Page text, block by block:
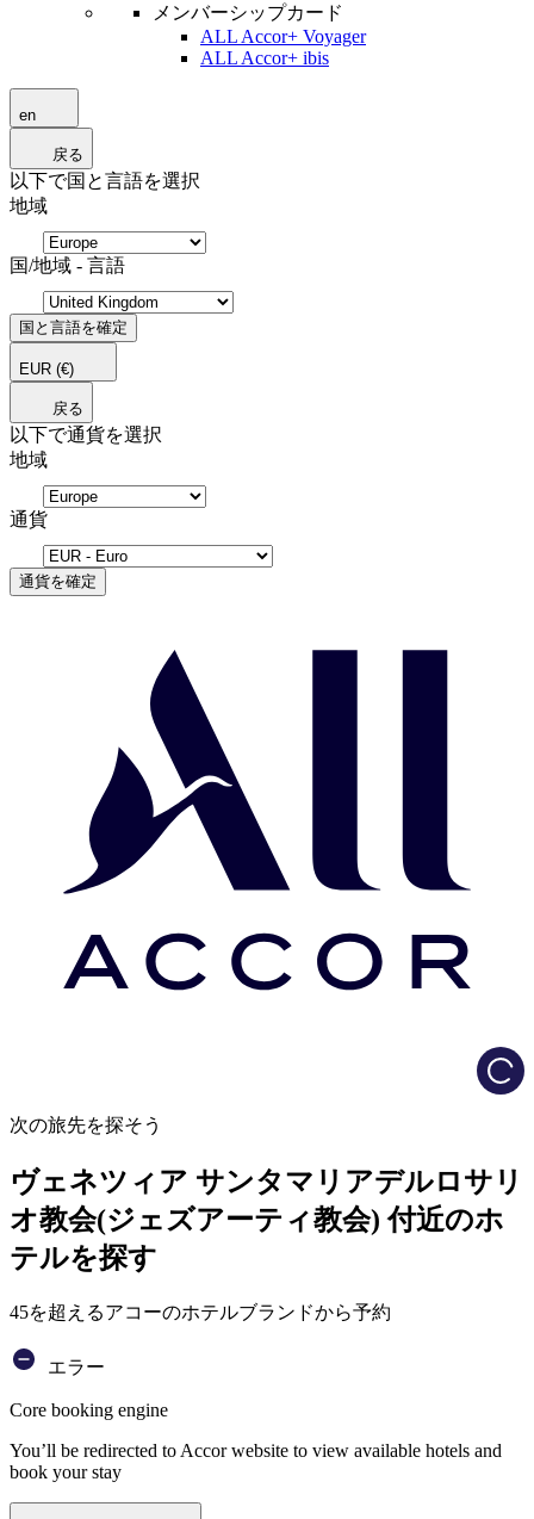
メンバーシップカード
ALL Accor+ Voyager
ALL Accor+ ibis
en
戻る
以下で国と言語を選択
地域
国/地域 - 言語
国と言語を確定
EUR (€)
戻る
以下で通貨を選択
地域
通貨
通貨を確定
次の旅先を探そう
ヴェネツィア サンタマリアデルロサリ
オ教会(ジェズアーティ教会) 付近のホ
テルを探す
45を超えるアコーのホテルブランドから予約
エラー
Core booking engine
You’ll be redirected to Accor website to view available hotels and
book your stay